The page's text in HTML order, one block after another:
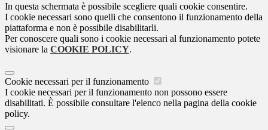
In questa schermata è possibile scegliere quali cookie consentire.
I cookie necessari sono quelli che consentono il funzionamento della
piattaforma e non è possibile disabilitarli.
Per conoscere quali sono i cookie necessari al funzionamento potete
visionare la COOKIE POLICY.
Cookie necessari per il funzionamento
I cookie necessari per il funzionamento non possono essere
disabilitati. È possibile consultare l'elenco nella pagina della cookie
policy.